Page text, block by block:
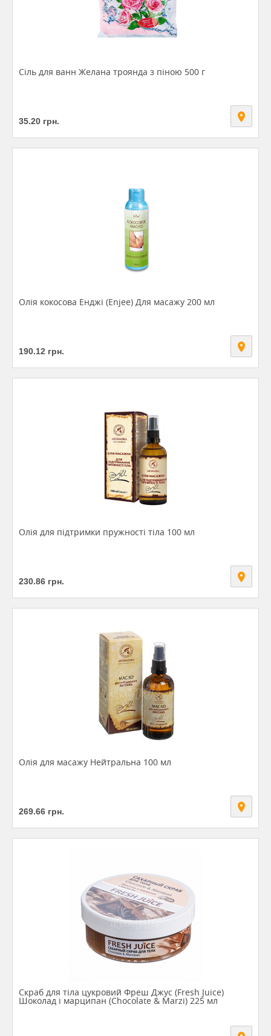
Сіль для ванн Желана троянда з піною 500 г
35.20 грн.
Олія кокосова Енджі (Enjee) Для масажу 200 мл
190.12 грн.
Олія для підтримки пружності тіла 100 мл
230.86 грн.
Олія для масажу Нейтральна 100 мл
269.66 грн.
Скраб для тіла цукровий Фреш Джус (Fresh Juice)
Шоколад і марципан (Chocolate & Marzi) 225 мл